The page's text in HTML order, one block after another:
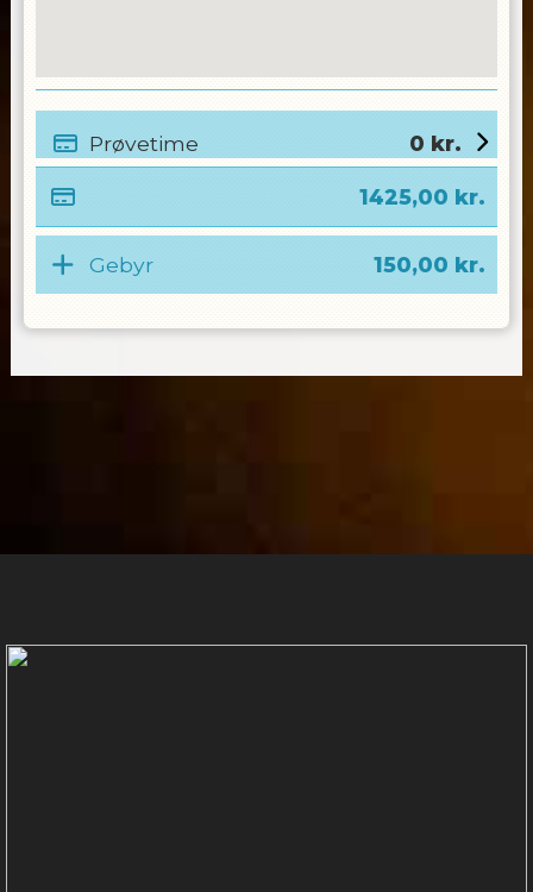
Prøvetime 0 kr.
1425,00 kr.
Gebyr 150,00 kr.